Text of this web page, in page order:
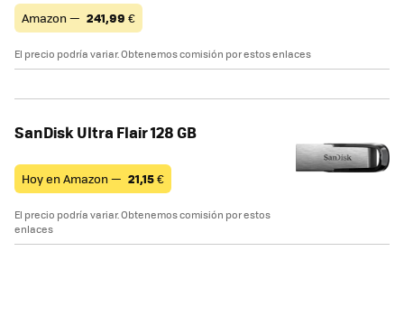
Amazon — 241,99 €
El precio podría variar. Obtenemos comisión por estos enlaces
SanDisk Ultra Flair 128 GB
Hoy en Amazon — 21,15€
El precio podría variar. Obtenemos comisión por estos
enlaces